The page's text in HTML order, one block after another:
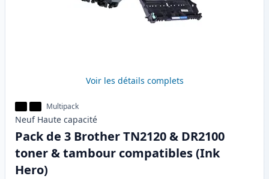
Voir les détails complets
Multipack
Neuf Haute capacité
Pack de 3 Brother TN2120 & DR2100
toner & tambour compatibles (Ink
Hero)